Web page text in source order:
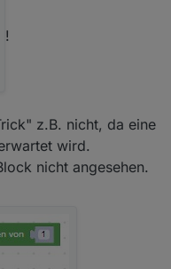
!
z.B. nicht, da eine
wird.
nicht angesehen.